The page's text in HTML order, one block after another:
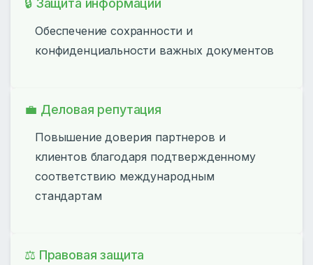
Обеспечение сохранности и
конфиденциальности важных документов
💼 Деловая репутация
Повышение доверия партнеров и
клиентов благодаря подтвержденному
соответствию международным
стандартам
⚖️ Правовая защита